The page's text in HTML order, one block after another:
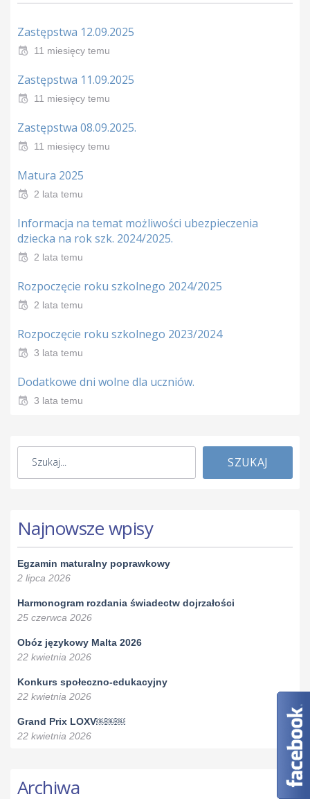
Zastępstwa 12.09.2025
11 miesięcy temu
Zastępstwa 11.09.2025
11 miesięcy temu
Zastępstwa 08.09.2025.
11 miesięcy temu
Matura 2025
2 lata temu
Informacja na temat możliwości ubezpieczenia
dziecka na rok szk. 2024/2025.
2 lata temu
Rozpoczęcie roku szkolnego 2024/2025
2 lata temu
Rozpoczęcie roku szkolnego 2023/2024
3 lata temu
Dodatkowe dni wolne dla uczniów.
3 lata temu
SZUKAJ
Najnowsze wpisy
Egzamin maturalny poprawkowy
2 lipca 2026
Harmonogram rozdania świadectw dojrzałości
25 czerwca 2026
Obóz językowy Malta 2026
22 kwietnia 2026
Konkurs społeczno-edukacyjny
22 kwietnia 2026
Grand Prix LOXV￼￼￼
22 kwietnia 2026
Archiwa